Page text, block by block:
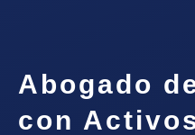
Abogado
con